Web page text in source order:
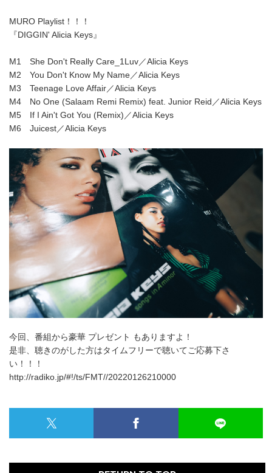
MURO Playlist！！！
『DIGGIN' Alicia Keys』
M1 She Don't Really Care_1Luv／Alicia Keys
M2 You Don't Know My Name／Alicia Keys
M3 Teenage Love Affair／Alicia Keys
M4 No One (Salaam Remi Remix) feat. Junior Reid／Alicia Keys
M5 If I Ain't Got You (Remix)／Alicia Keys
M6 Juicest／Alicia Keys
今回、番組から豪華 プレゼント もありますよ！
是非、聴きのがした方はタイムフリーで聴いてご応募下さ
い！！！
http://radiko.jp/#!/ts/FMT//20220126210000